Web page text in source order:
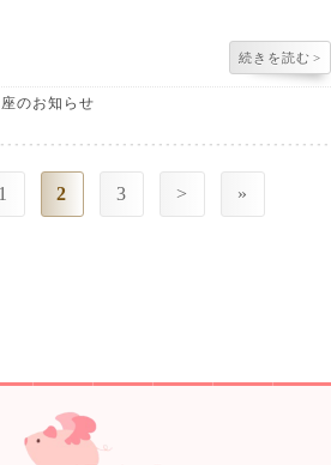
続きを読む >
のお知らせ
1 2 3 > »